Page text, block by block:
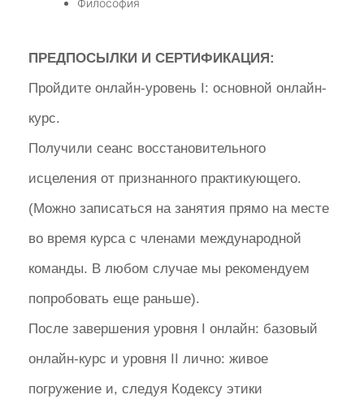
Философия
ПРЕДПОСЫЛКИ И СЕРТИФИКАЦИЯ:
Пройдите онлайн-уровень I: основной онлайн-
курс.
Получили сеанс восстановительного
исцеления от признанного практикующего.
(Можно записаться на занятия прямо на месте
во время курса с членами международной
команды. В любом случае мы рекомендуем
попробовать еще раньше).
После завершения уровня I онлайн: базовый
онлайн-курс и уровня II лично: живое
погружение и, следуя Кодексу этики